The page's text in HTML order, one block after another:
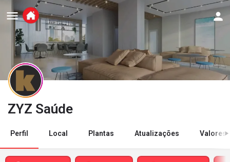
ZYZ Saúde
Perfil Local Plantas Atualizações Valores